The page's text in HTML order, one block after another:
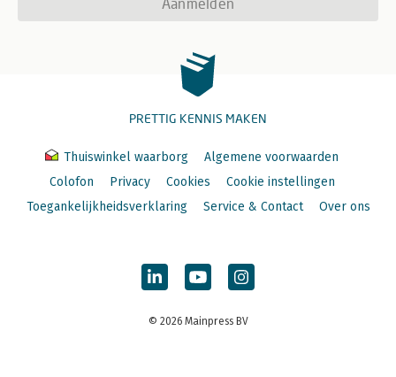
PRETTIG KENNIS MAKEN
Thuiswinkel waarborg
Algemene voorwaarden
Colofon
Privacy Cookies
Cookie instellingen
Toegankelijkheidsverklaring
Service & Contact Over ons
© 2026 Mainpress BV